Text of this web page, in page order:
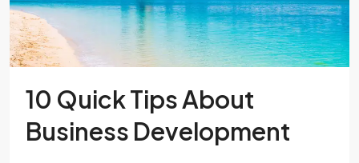
10 Quick Tips About
Business Development